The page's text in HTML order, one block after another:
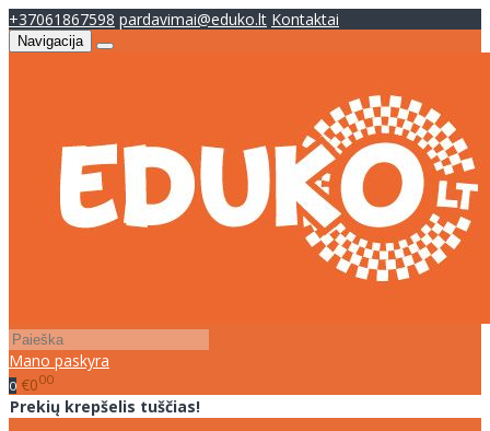
+37061867598 pardavimai@eduko.lt Kontaktai
Navigacija
Mano paskyra
0 €000
Prekių krepšelis tuščias!